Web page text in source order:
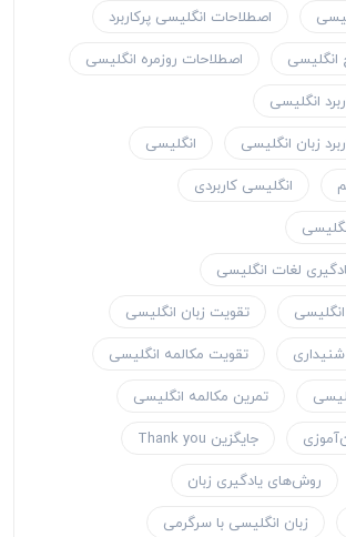
اصطلاحات انگلیسی پرکاربرد
انگلیسی
اصطلاحات روزمره انگلیسی
انگلیسی
زبان انگلیسی
انگلیسی
انگلیسی کاربردی
لغات انگلیسی
تقویت زبان انگلیسی
تقویت مکالمه انگلیسی
تمرین مکالمه انگلیسی
جایگزین Thank you
روش‌های یادگیری زبان
زبان انگلیسی با سرگرمی